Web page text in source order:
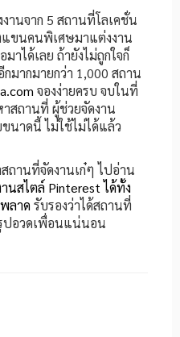
านจาก 5 สถานที่โลเคชั่น
แขนคนพิเศษมาแต่งงาน
าได้เลย ถ้ายังไม่ถูกใจก็
มากมายกว่า 1,000 สถาน
จองง่ายครบ จบในที่
สถานที่ ผู้ช่วยจัดงาน
นาดนี้ ไม่ใช้ไม่ได้แล้ว
ถานที่จัดงานเก๋ๆ ไปอ่าน
นสไตล์ Pinterest ได้ทั้ง
ลาด รับรองว่าได้สถานที่
ปอวดเพื่อนแน่นอน